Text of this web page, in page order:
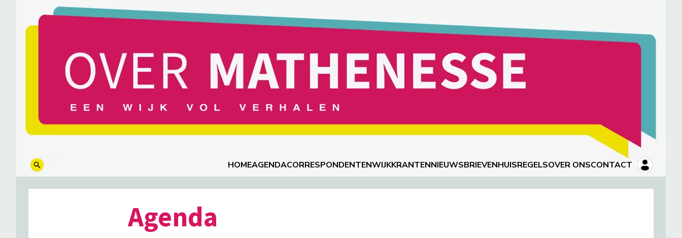
HOMEAGENDACORRESPONDENTENWIJKKRANTENNIEUWSBRIEVENHUISREGELSOVER ONSCONTACT
Agenda